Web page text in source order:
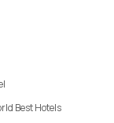
Best Hotels